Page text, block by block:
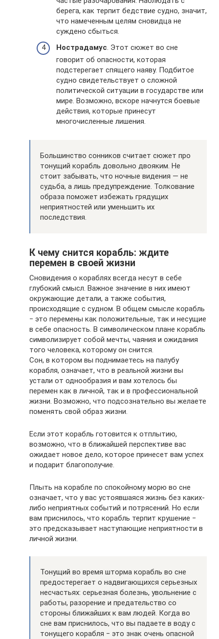
берега, как терпит бедствие судно, значит,
что намеченным целям сновидца не
суждено сбыться.
Нострадамус. Этот сюжет во сне
говорит об опасности, которая
подстерегает спящего наяву. Подбитое
судно свидетельствует о сложной
политической ситуации в государстве или
мире. Возможно, вскоре начнутся боевые
действия, которые принесут
многочисленные лишения.
Большинство сонников считает сюжет про
тонущий корабль довольно двояким. Не
стоит забывать, что ночные видения — не
судьба, а лишь предупреждение. Толкование
образа поможет избежать грядущих
неприятностей или уменьшить их
последствия.
К чему снится корабль: ждите
перемен в своей жизни
Сновидения о кораблях всегда несут в себе
глубокий смысл. Важное значение в них имеют
окружающие детали, а также события,
происходящие с судном. В общем смысле корабль
‒ это перемены как положительные, так и несущие
в себе опасность. В символическом плане корабль
символизирует собой мечты, чаяния и ожидания
того человека, которому он снится.
Сон, в котором вы поднимаетесь на палубу
корабля, означает, что в реальной жизни вы
устали от однообразия и вам хотелось бы
перемен как в личной, так и в профессиональной
жизни. Возможно, что подсознательно вы желаете
поменять свой образ жизни.
Если этот корабль готовится к отплытию,
возможно, что в ближайшей перспективе вас
ожидает новое дело, которое принесет вам успех
и подарит благополучие.
Плыть на корабле по спокойному морю во сне
означает, что у вас устоявшаяся жизнь без каких-
либо неприятных событий и потрясений. Но если
вам приснилось, что корабль терпит крушение ‒
это предсказывает наступающие неприятности в
личной жизни.
Тонущий во время шторма корабль во сне
предостерегает о надвигающихся серьезных
несчастьях: серьезная болезнь, увольнение с
работы, разорение и предательство со
стороны ближайших к вам людей. Когда во
сне вам приснилось, что вы падаете в воду с
тонущего корабля ‒ это знак очень опасной